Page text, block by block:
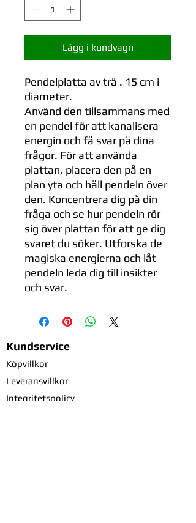
Lägg i kundvagn
Pendelplatta av trä . 15 cm i
diameter.
Använd den tillsammans med
en pendel för att kanalisera
energin och få svar på dina
frågor. För att använda
plattan, placera den på en
plan yta och håll pendeln över
den. Koncentrera dig på din
fråga och se hur pendeln rör
sig över plattan för att ge dig
svaret du söker. Utforska de
magiska energierna och låt
pendeln leda dig till insikter
och svar.
Kundservice
Köpvillkor
Leveransvillkor
Integritetspolicy